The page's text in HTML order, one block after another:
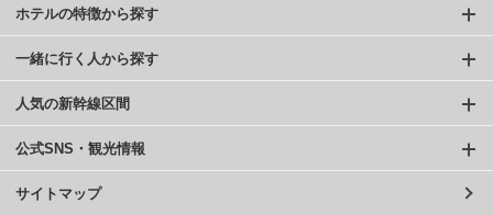
ホテルの特徴から探す
一緒に行く人から探す
人気の新幹線区間
公式SNS・観光情報
サイトマップ